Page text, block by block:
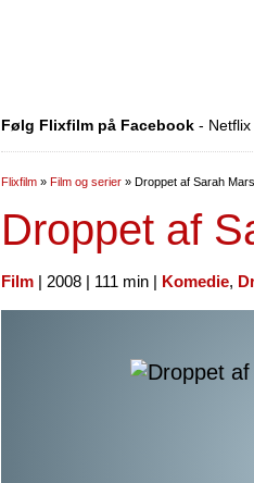
Følg Flixfilm på Facebook -
Flixfilm » Film og serier » Droppet af Sarah
Droppet af
Film | 2008 | 111 min | Komedie,